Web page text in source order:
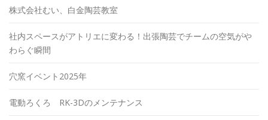
株式会社むい、白金陶芸教室
社内スペースがアトリエに変わる！出張陶芸でチームの空気がや
わらぐ瞬間
穴窯イベント2025年
電動ろくろ RK-3Dのメンテナンス